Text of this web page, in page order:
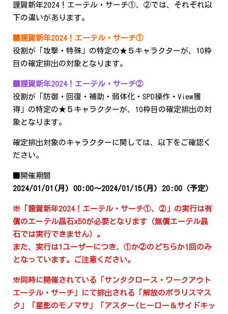
謹賀新年2024！エーテル・サーチ①、②では、それぞれ以
下の違いがあります。
■謹賀新年2024！エーテル・サーチ①
役割が「攻撃・特殊」の特定の★５キャラクターが、10枠
目の確定排出の対象となります。
■謹賀新年2024！エーテル・サーチ②
役割が「防御・回復・補助・弱体化・SPD操作・View獲
得」の特定の★５キャラクターが、10枠目の確定排出の対
象となります。
確定排出対象のキャラクターに関しては、以下をご確認く
ださい。
■開催期間
2024/01/01(月) 00:00～2024/01/15(月) 20:00 （予定）
※「謹賀新年2024！エーテル・サーチ①、②」の実行は有
償のエーテル晶石x50が必要となります（無償エーテル晶
石では実行できません）。
また、実行は1ユーザーにつき、①か②のどちらか1回のみ
となっています。ご注意ください。
※同時に開催されている「サンタクロース・ワークアウト
エーテル・サーチ」にて排出される「解放のポラリスマス
ク」「星影のモノマサ」「アスター(ヒーロー＆サイドキッ